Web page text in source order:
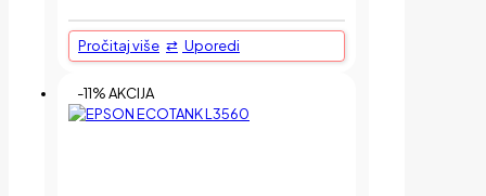
Pročitaj više Uporedi
-11% AKCIJA